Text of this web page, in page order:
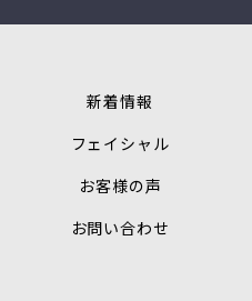
新着情報
フェイシャル
お客様の声
お問い合わせ